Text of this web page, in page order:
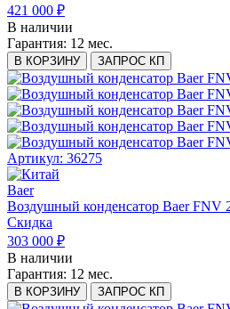
421 000 ₽
В наличии
Гарантия: 12 мес.
В КОРЗИНУ ЗАПРОС КП
Артикул: 36275
Baer
Воздушный конденсатор Baer FNV
Скидка
303 000 ₽
В наличии
Гарантия: 12 мес.
В КОРЗИНУ ЗАПРОС КП